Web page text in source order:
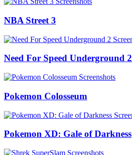
NBA Street 3
Need For Speed Underground 2
Pokemon Colosseum
Pokemon XD: Gale of Darkness